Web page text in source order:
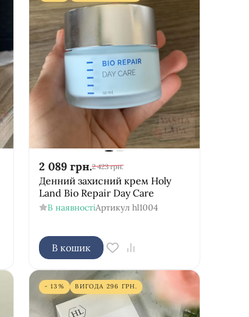
2 089 грн.2 423 грн.
Денний захисний крем Holy
Land Bio Repair Day Care
В наявностіАртикул hl1004
В кошик
- 13% ВИГОДА 296 ГРН.